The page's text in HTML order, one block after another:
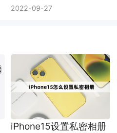
2022-09-27
iPhone15设置私密相册